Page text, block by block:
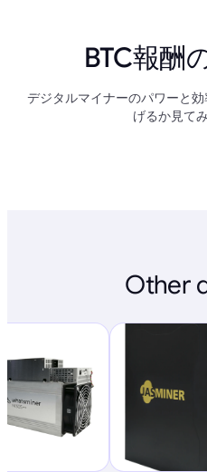
BTC報酬
デジタルマイナーのパワーと
げるか見て
Other